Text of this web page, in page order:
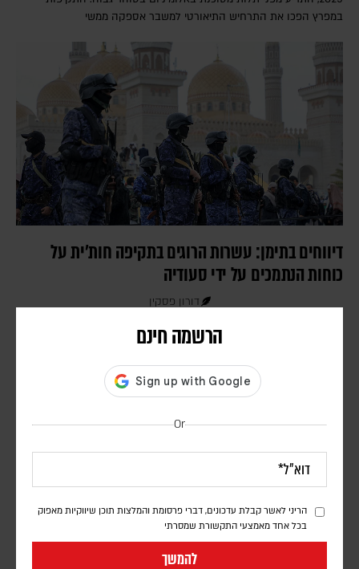
הרשמה חינם
Or
הריני לאשר קבלת עדכונים, דברי פרסומת והמלצות תוכן שיווקיות מאפוק
בכל אחד מאמצעי התקשורת שמסרתי
להמשך
במפרץ הפכו את התרחיש התיאורטי למשבר אספקה ממשי
דיווחים בתימן: עשרות הרוגים בתקיפה חות'ית על
כוחות הנתמכים על ידי סעודיה
דורון פסקין
הממשלה ול"כוחות החירום התימנים", הממומנים על ידי סעודיה, במזרח